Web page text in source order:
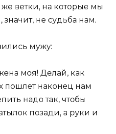
ветки, на которые мы
не судьба нам.
мужу:
моя! Делай, как
пошлет наконец нам
надо так, чтобы
позади, а руки и